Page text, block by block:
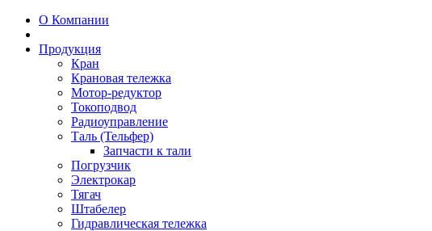
О Компании
Продукция
Кран
Крановая тележка
Мотор-редуктор
Токоподвод
Радиоуправление
Таль (Тельфер)
Запчасти к тали
Погрузчик
Электрокар
Тягач
Штабелер
Гидравлическая тележка